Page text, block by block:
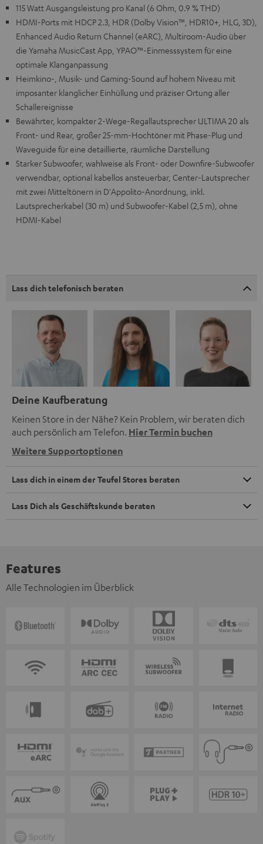
115 Watt Ausgangsleistung pro Kanal (6 Ohm, 0.9 % THD)
HDMI-Ports mit HDCP 2.3, HDR (Dolby Vision™, HDR10+, HLG, 3D),
Enhanced Audio Return Channel (eARC), Multiroom-Audio über
die Yamaha MusicCast App, YPAO™-Einmesssystem für eine
optimale Klanganpassung
Heimkino-, Musik- und Gaming-Sound auf hohem Niveau mit
imposanter klanglicher Einhüllung und präziser Ortung aller
Schallereignisse
Bewährter, kompakter 2-Wege-Regallautsprecher ULTIMA 20 als
Front- und Rear, großer 25-mm-Hochtöner mit Phase-Plug und
Waveguide für eine detaillierte, räumliche Darstellung
Starker Subwoofer, wahlweise als Front- oder Downfire-Subwoofer
verwendbar, optional kabellos ansteuerbar, Center-Lautsprecher
mit zwei Mitteltönern in D'Appolito-Anordnung, inkl.
Lautsprecherkabel (30 m) und Subwoofer-Kabel (2,5 m), ohne
HDMI-Kabel
Lass dich telefonisch beraten
Deine Kaufberatung
Keinen Store in der Nähe? Kein Problem, wir beraten dich
auch persönlich am Telefon. Hier Termin buchen
Weitere Supportoptionen
Lass dich in einem der Teufel Stores beraten
Lass Dich als Geschäftskunde beraten
Features
Alle Technologien im Überblick